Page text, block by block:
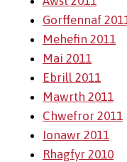
Gorffennaf
Mehefin 2011
Mai 2011
Ebrill 2011
Mawrth 2011
Chwefror 2011
Ionawr 2011
Rhagfyr 2010